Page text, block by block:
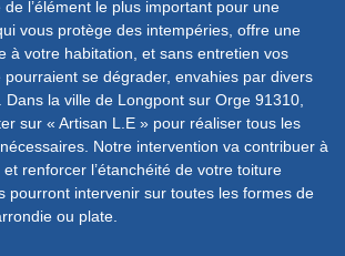
l’élément le plus important pour une
vous protège des intempéries, offre une
à votre habitation, et sans entretien vos
pourraient se dégrader, envahies par divers
Dans la ville de Longpont sur Orge 91310,
sur « Artisan L.E » pour réaliser tous les
Notre intervention va contribuer à
et renforcer l’étanchéité de votre toiture
pourront intervenir sur toutes les formes de
ou plate.